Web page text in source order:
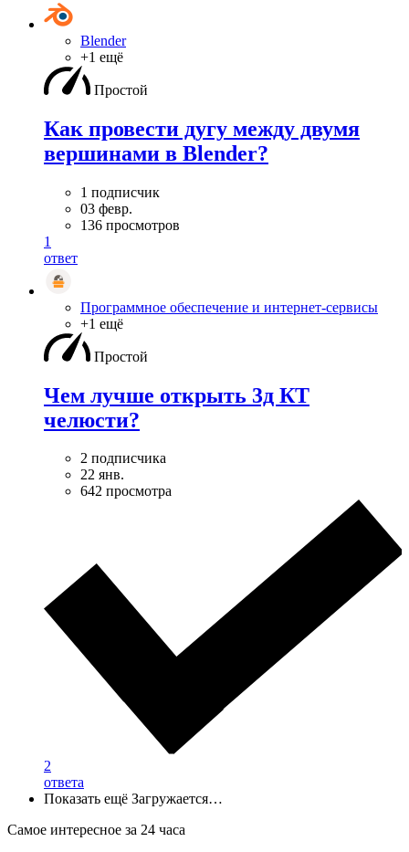
Blender
+1 ещё
Простой
Как провести дугу между двумя
вершинами в Blender?
1 подписчик
03 февр.
136 просмотров
1
ответ
Программное обеспечение и интернет-сервисы
+1 ещё
Простой
Чем лучше открыть 3д КТ
челюсти?
2 подписчика
22 янв.
642 просмотра
2
ответа
Показать ещё Загружается…
Самое интересное за 24 часа